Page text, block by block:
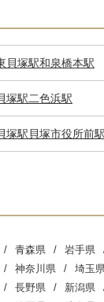
貝塚駅和泉橋本駅
塚駅二色浜駅
塚駅 貝塚市役所前駅
青森県 岩手県
神奈川県 埼玉県
長野県 新潟県